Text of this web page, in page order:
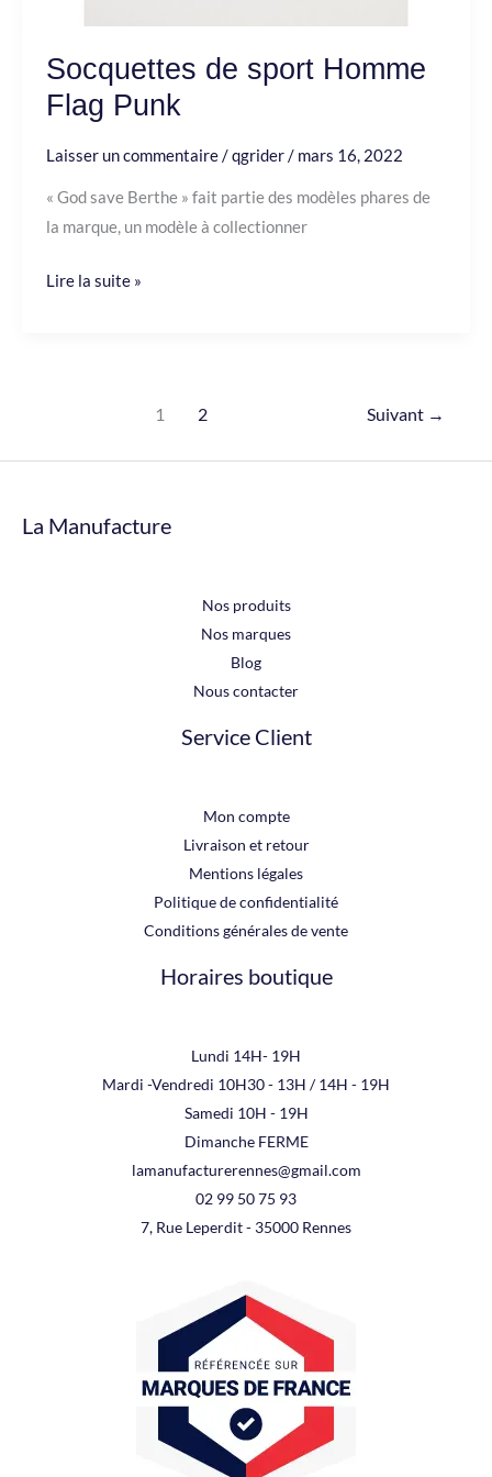
Socquettes de sport Homme
Flag Punk
Laisser un commentaire/qgrider/ mars 16, 2022
« God save Berthe » fait partie des modèles phares de
la marque, un modèle à collectionner
Lire la suite »
1 2 Suivant →
La Manufacture
Nos produits
Nos marques
Blog
Nous contacter
Service Client
Mon compte
Livraison et retour
Mentions légales
Politique de confidentialité
Conditions générales de vente
Horaires boutique
Lundi 14H- 19H
Mardi -Vendredi 10H30 - 13H / 14H - 19H
Samedi 10H - 19H
Dimanche FERME
lamanufacturerennes@gmail.com
02 99 50 75 93
7, Rue Leperdit - 35000 Rennes